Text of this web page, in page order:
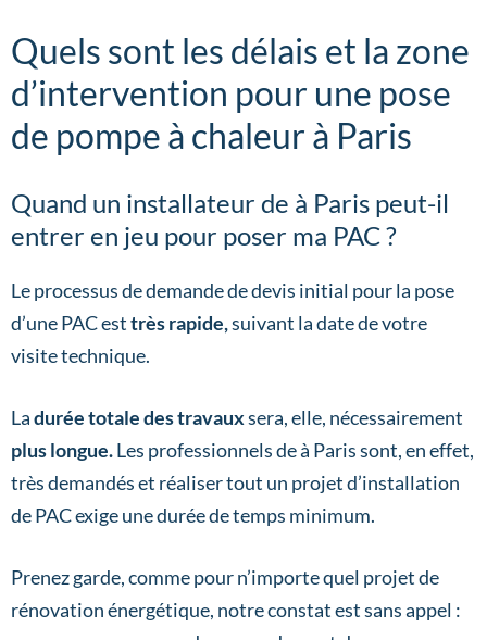
Quels sont les délais et la zone
d’intervention pour une pose
de pompe à chaleur à Paris
Quand un installateur de à Paris peut-il
entrer en jeu pour poser ma PAC ?
Le processus de demande de devis initial pour la pose
d’une PAC esttrès rapide,suivant la date de votre
visite technique.
Ladurée totale des travauxsera, elle, nécessairement
plus longue.Les professionnels de à Paris sont, en effet,
très demandés et réaliser tout un projet d’installation
de PAC exige une durée de temps minimum.
Prenez garde, comme pour n’importe quel projet de
rénovation énergétique, notre constat est sans appel :